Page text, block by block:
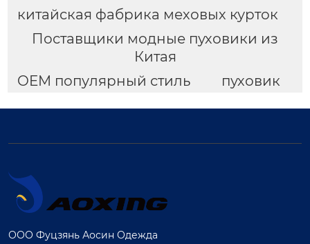
китайская фабрика меховых курток
Поставщики модные пуховики из
Китая
OEM популярный стиль
пуховик
ООО Фуцзянь Аосин Одежда